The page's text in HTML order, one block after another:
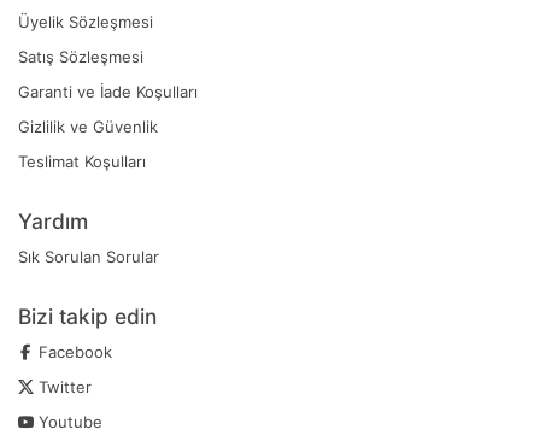
Üyelik Sözleşmesi
Satış Sözleşmesi
Garanti ve İade Koşulları
Gizlilik ve Güvenlik
Teslimat Koşulları
Yardım
Sık Sorulan Sorular
Bizi takip edin
Facebook
Twitter
Youtube